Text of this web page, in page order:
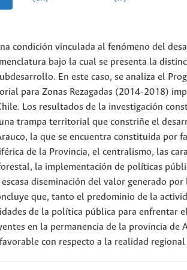
condición vinculada al fenómeno del
bajo la cual se presenta la
En este caso, se analiza el
para Zonas Rezagadas (2014-2018)
Los resultados de la investigación
trampa territorial que constriñe el
la que se encuentra constituida por
de la Provincia, el centralismo, las
la implementación de políticas
diseminación del valor generado por
que, tanto el predominio de la
de la política pública para enfrentar
en la permanencia de la provincia de
con respecto a la realidad